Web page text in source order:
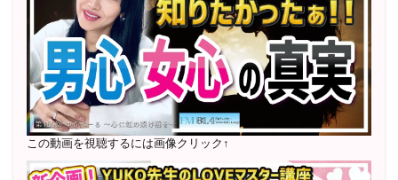
ター講座」準レギュラー出演中！
〜2025年5月 個別セッション相談実績 1500名越え
2022年6月〜24年7月 自己肯定感を高めるメールレッス
ン1000名以上参加
〜2024年7月 恋愛テキスト動画セット販売実績
この動画を視聴するには画像クリック↑